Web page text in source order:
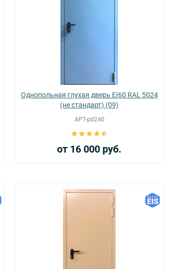
Однопольная глухая дверь EI60 RAL 5024
(не стандарт) (09)
АРТ-pd240
от 16 000 руб.